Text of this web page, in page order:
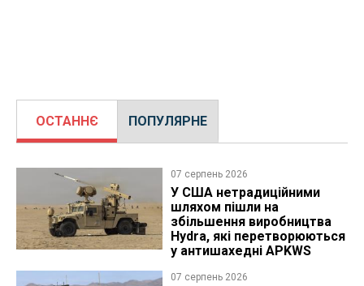
ОСТАННЄ ПОПУЛЯРНЕ
07 серпень 2026
У США нетрадиційними
шляхом пішли на
збільшення виробництва
Hydra, які перетворюються
у антишахедні APKWS
07 серпень 2026